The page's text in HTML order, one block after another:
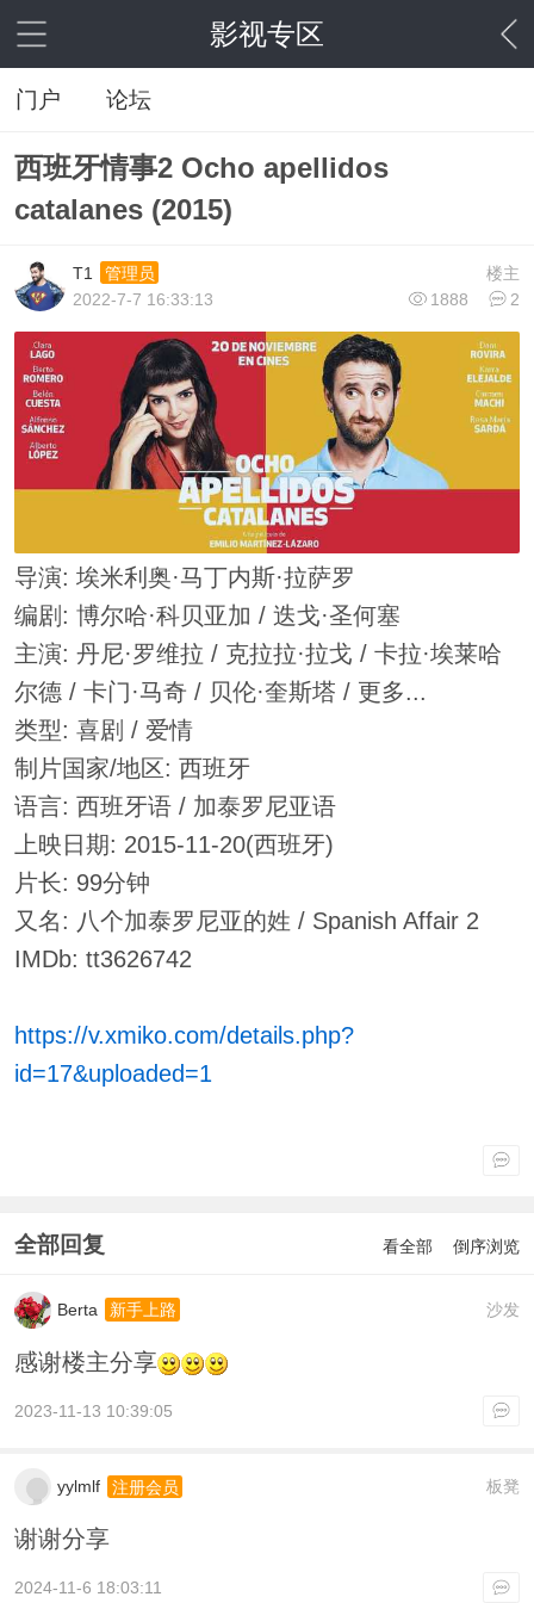
影视专区
门户 论坛
西班牙情事2 Ocho apellidos
catalanes (2015)
楼主
T1
管理员
1888
2
2022-7-7 16:33:13
导演: 埃米利奥·马丁内斯·拉萨罗
编剧: 博尔哈·科贝亚加 / 迭戈·圣何塞
主演: 丹尼·罗维拉 / 克拉拉·拉戈 / 卡拉·埃莱哈
尔德 / 卡门·马奇 / 贝伦·奎斯塔 / 更多...
类型: 喜剧 / 爱情
制片国家/地区: 西班牙
语言: 西班牙语 / 加泰罗尼亚语
上映日期: 2015-11-20(西班牙)
片长: 99分钟
又名: 八个加泰罗尼亚的姓 / Spanish Affair 2
IMDb: tt3626742
https://v.xmiko.com/details.php?
id=17&uploaded=1
全部回复 看全部 倒序浏览
沙发
Berta 新手上路
感谢楼主分享
2023-11-13 10:39:05
板凳
yylmlf 注册会员
谢谢分享
2024-11-6 18:03:11